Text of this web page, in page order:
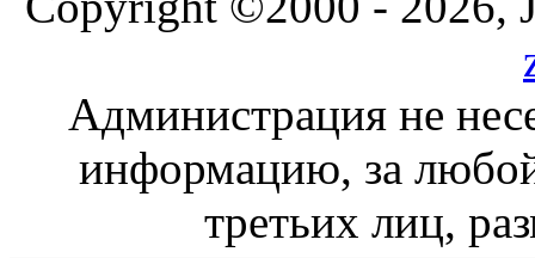
Администрация не
информацию, за любой
третьих лиц,